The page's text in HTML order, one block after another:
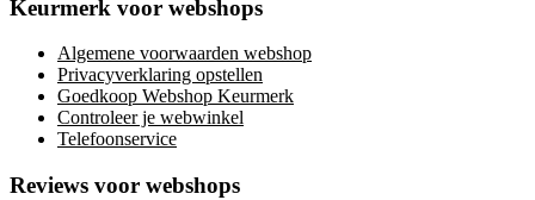
Keurmerk voor webshops
Algemene voorwaarden webshop
Privacyverklaring opstellen
Goedkoop Webshop Keurmerk
Controleer je webwinkel
Telefoonservice
Reviews voor webshops